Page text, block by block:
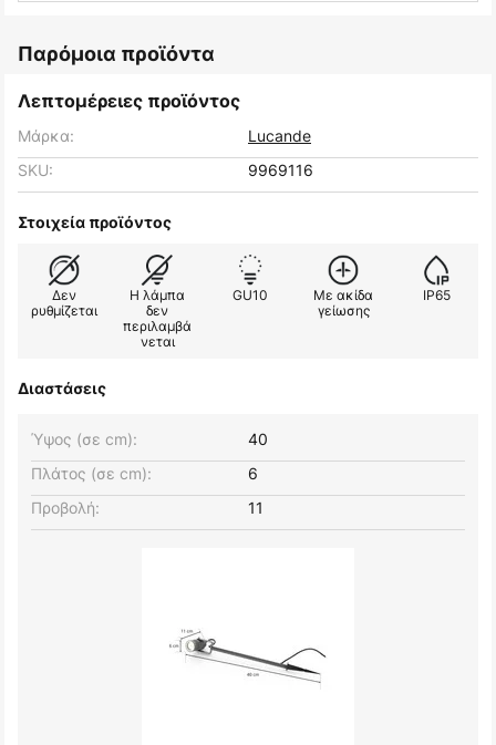
Παρόμοια προϊόντα
Λεπτομέρειες προϊόντος
Μάρκα:
Lucande
SKU:
9969116
Στοιχεία προϊόντος
Δεν
ρυθμίζεται
Η λάμπα
δεν
περιλαμβά
νεται
GU10
Με ακίδα
γείωσης
IP65
Διαστάσεις
Πλάτος (σε cm): 6
Ύψος (σε cm): 40
Προβολή: 11